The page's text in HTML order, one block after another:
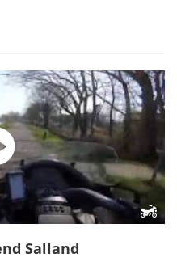
Salland